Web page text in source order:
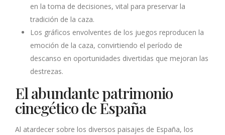
en la toma de decisiones, vital para preservar la
tradición de la caza.
Los gráficos envolventes de los juegos reproducen la
emoción de la caza, convirtiendo el período de
descanso en oportunidades divertidas que mejoran las
destrezas.
El abundante patrimonio
cinegético de España
Al atardecer sobre los diversos paisajes de España, los